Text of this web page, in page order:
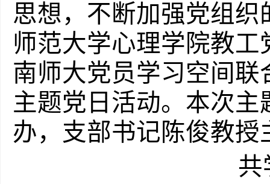
思想，不断加强党组
师范大学心理学院教
南师大党员学习空间联
主题党日活动。本次
办，支部书记陈俊教授
共